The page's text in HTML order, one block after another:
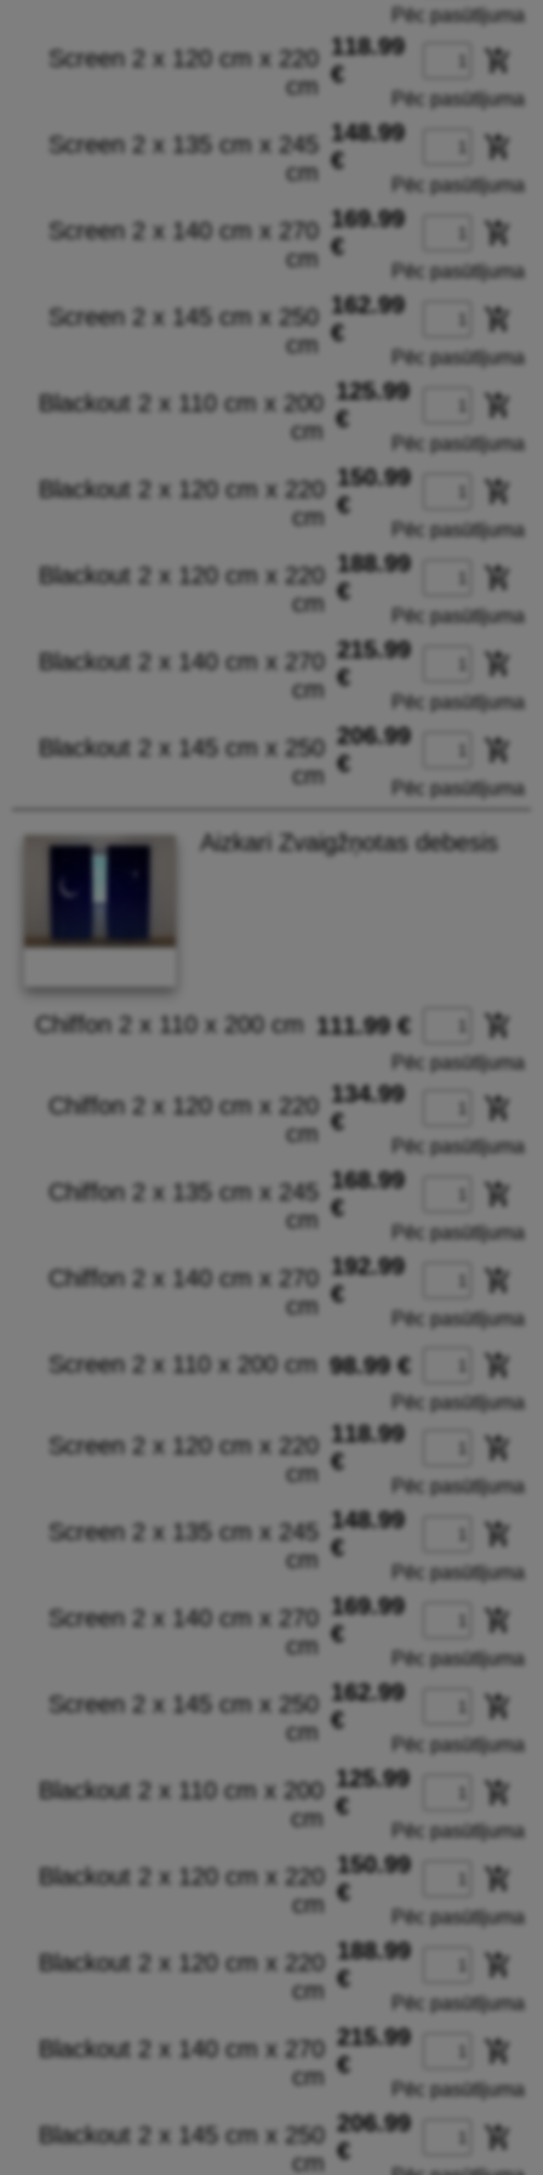
Pēc pasūtījuma
Screen 2 x 120 cm x 220
cm
118.99
€
add_shopping_cart
Pēc pasūtījuma
Screen 2 x 135 cm x 245
cm
148.99
€
add_shopping_cart
Pēc pasūtījuma
Screen 2 x 140 cm x 270
cm
169.99
€
add_shopping_cart
Pēc pasūtījuma
Screen 2 x 145 cm x 250
cm
162.99
€
add_shopping_cart
Pēc pasūtījuma
Blackout 2 x 110 cm x 200
cm
125.99
€
add_shopping_cart
Pēc pasūtījuma
Blackout 2 x 120 cm x 220
cm
150.99
€
add_shopping_cart
Pēc pasūtījuma
Blackout 2 x 120 cm x 220
cm
188.99
€
add_shopping_cart
Pēc pasūtījuma
Blackout 2 x 140 cm x 270
cm
215.99
€
add_shopping_cart
Pēc pasūtījuma
Blackout 2 x 145 cm x 250
cm
206.99
€
add_shopping_cart
Pēc pasūtījuma
Aizkari Zvaigžņotas debesis
Chiffon 2 x 110 x 200 cm 111.99 € add_shopping_cart
Pēc pasūtījuma
Chiffon 2 x 120 cm x 220
cm
134.99
€
add_shopping_cart
Pēc pasūtījuma
Chiffon 2 x 135 cm x 245
cm
168.99
€
add_shopping_cart
Pēc pasūtījuma
Chiffon 2 x 140 cm x 270
cm
192.99
€
add_shopping_cart
Pēc pasūtījuma
Screen 2 x 110 x 200 cm 98.99 € add_shopping_cart
Pēc pasūtījuma
Screen 2 x 120 cm x 220
cm
118.99
€
add_shopping_cart
Pēc pasūtījuma
Screen 2 x 135 cm x 245
cm
148.99
€
add_shopping_cart
Pēc pasūtījuma
Screen 2 x 140 cm x 270
cm
169.99
€
add_shopping_cart
Pēc pasūtījuma
Screen 2 x 145 cm x 250
cm
162.99
€
add_shopping_cart
Pēc pasūtījuma
Blackout 2 x 110 cm x 200
cm
125.99
€
add_shopping_cart
Pēc pasūtījuma
Blackout 2 x 120 cm x 220
cm
150.99
€
add_shopping_cart
Pēc pasūtījuma
Blackout 2 x 120 cm x 220
cm
188.99
€
add_shopping_cart
Pēc pasūtījuma
Blackout 2 x 140 cm x 270
cm
215.99
€
add_shopping_cart
Pēc pasūtījuma
Blackout 2 x 145 cm x 250
cm
206.99
€
add_shopping_cart